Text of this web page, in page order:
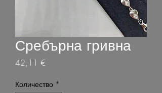
Сребърна гривна
42,11 €
Количество *